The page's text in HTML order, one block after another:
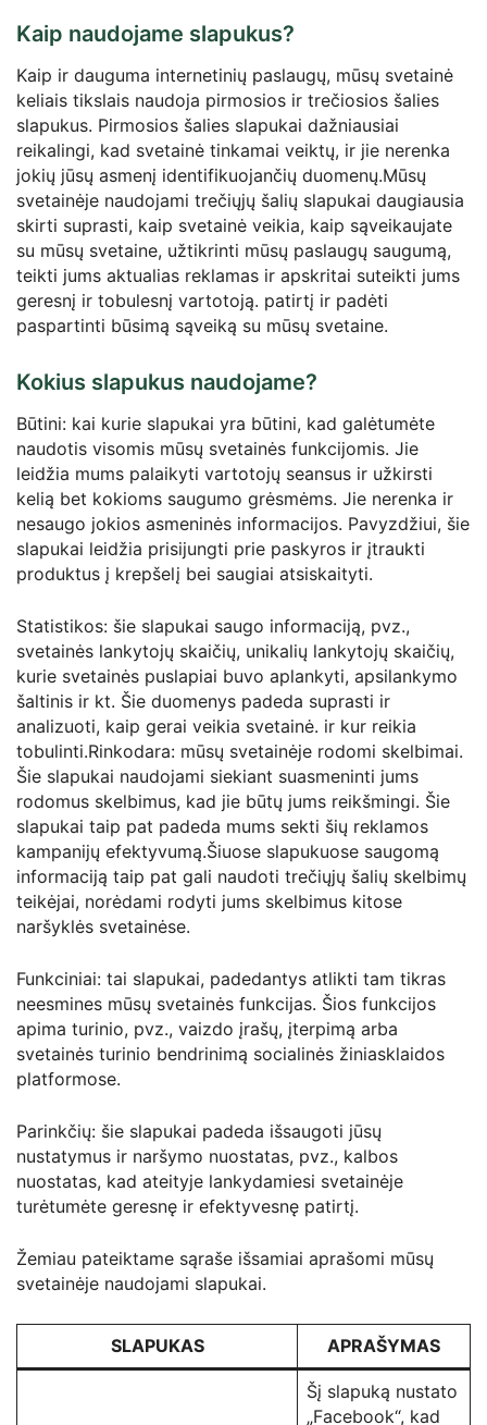
Kaip naudojame slapukus?
Kaip ir dauguma internetinių paslaugų, mūsų svetainė
keliais tikslais naudoja pirmosios ir trečiosios šalies
slapukus. Pirmosios šalies slapukai dažniausiai
reikalingi, kad svetainė tinkamai veiktų, ir jie nerenka
jokių jūsų asmenį identifikuojančių duomenų.Mūsų
svetainėje naudojami trečiųjų šalių slapukai daugiausia
skirti suprasti, kaip svetainė veikia, kaip sąveikaujate
su mūsų svetaine, užtikrinti mūsų paslaugų saugumą,
teikti jums aktualias reklamas ir apskritai suteikti jums
geresnį ir tobulesnį vartotoją. patirtį ir padėti
paspartinti būsimą sąveiką su mūsų svetaine.
Kokius slapukus naudojame?
Būtini: kai kurie slapukai yra būtini, kad galėtumėte
naudotis visomis mūsų svetainės funkcijomis. Jie
leidžia mums palaikyti vartotojų seansus ir užkirsti
kelią bet kokioms saugumo grėsmėms. Jie nerenka ir
nesaugo jokios asmeninės informacijos. Pavyzdžiui, šie
slapukai leidžia prisijungti prie paskyros ir įtraukti
produktus į krepšelį bei saugiai atsiskaityti.
Statistikos: šie slapukai saugo informaciją, pvz.,
svetainės lankytojų skaičių, unikalių lankytojų skaičių,
kurie svetainės puslapiai buvo aplankyti, apsilankymo
šaltinis ir kt. Šie duomenys padeda suprasti ir
analizuoti, kaip gerai veikia svetainė. ir kur reikia
tobulinti.Rinkodara: mūsų svetainėje rodomi skelbimai.
Šie slapukai naudojami siekiant suasmeninti jums
rodomus skelbimus, kad jie būtų jums reikšmingi. Šie
slapukai taip pat padeda mums sekti šių reklamos
kampanijų efektyvumą.Šiuose slapukuose saugomą
informaciją taip pat gali naudoti trečiųjų šalių skelbimų
teikėjai, norėdami rodyti jums skelbimus kitose
naršyklės svetainėse.
Funkciniai: tai slapukai, padedantys atlikti tam tikras
neesmines mūsų svetainės funkcijas. Šios funkcijos
apima turinio, pvz., vaizdo įrašų, įterpimą arba
svetainės turinio bendrinimą socialinės žiniasklaidos
platformose.
Parinkčių: šie slapukai padeda išsaugoti jūsų
nustatymus ir naršymo nuostatas, pvz., kalbos
nuostatas, kad ateityje lankydamiesi svetainėje
turėtumėte geresnę ir efektyvesnę patirtį.
Žemiau pateiktame sąraše išsamiai aprašomi mūsų
svetainėje naudojami slapukai.
SLAPUKAS APRAŠYMAS
Šį slapuką nustato
„Facebook“, kad